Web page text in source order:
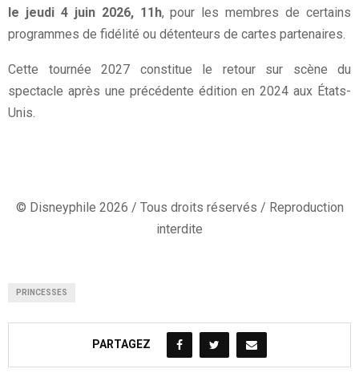
le jeudi 4 juin 2026, 11h, pour les membres de certains
programmes de fidélité ou détenteurs de cartes partenaires.
Cette tournée 2027 constitue le retour sur scène du
spectacle après une précédente édition en 2024 aux États-
Unis.
© Disneyphile 2026 / Tous droits réservés / Reproduction
interdite
PRINCESSES
PARTAGEZ